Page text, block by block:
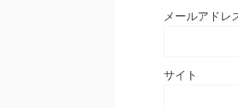
メールアドレ
サイト